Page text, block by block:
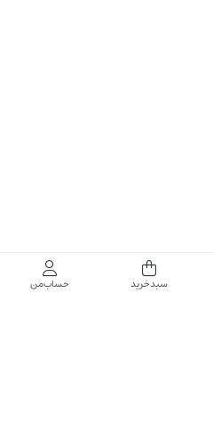
سبدخرید حساب‌من